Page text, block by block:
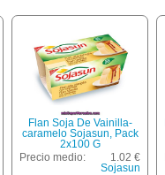
Flan Soja De Vainilla-
caramelo Sojasun, Pack
2x100 G
Precio medio:
1.02 €
Sojasun